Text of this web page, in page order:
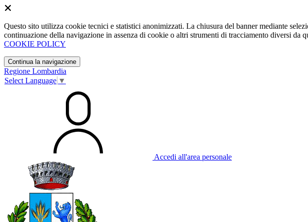
Questo sito utilizza cookie tecnici e statistici anonimizzati. La chiusura del banner mediante
continuazione della navigazione in assenza di cookie o altri strumenti di tracciamento diversi da
COOKIE POLICY
Continua la navigazione
Regione Lombardia
Select Language ▼
Accedi all'area personale